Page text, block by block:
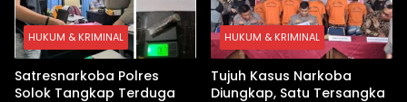
HUKUM & KRIMINAL
Satresnarkoba Polres
Solok Tangkap Terduga
HUKUM & KRIMINAL
Tujuh Kasus Narkoba
Diungkap, Satu Tersangka